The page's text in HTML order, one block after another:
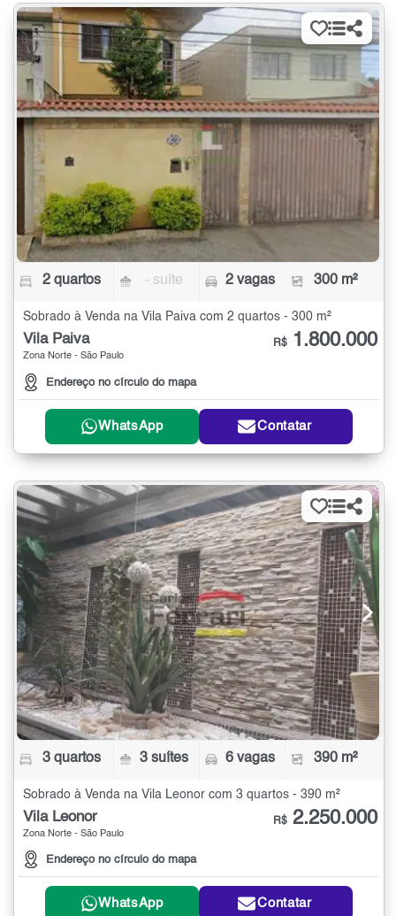
2 quartos - suíte 2 vagas 300 m²
Sobrado à Venda na Vila Paiva com 2 quartos - 300 m²
Vila Paiva
Zona Norte - São Paulo
Endereço no círculo do mapa
R$ 1.800.000
WhatsApp Contatar
3 quartos 3 suítes 6 vagas 390 m²
Sobrado à Venda na Vila Leonor com 3 quartos - 390 m²
Vila Leonor
Zona Norte - São Paulo
Endereço no círculo do mapa
R$ 2.250.000
WhatsApp Contatar